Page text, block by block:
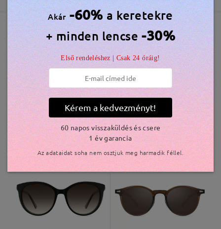
Elküldve
szállítási idő
5-7 munkanap
Kiszállítva
Hasonló keretek
SandyT21110
10.800
Ft
S09884 10.800 Ft
Akár -60% a keretekre
+ minden lencse -30%
Első rendeléshez | Csak 24 óráig!
Kérem a kedvezményt!
60 napos visszaküldés és csere
1 év garancia
Az adataidat soha nem osztjuk meg harmadik féllel.